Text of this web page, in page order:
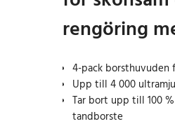
rengöring
4-pack borsthuvuden
Upp till 4 000
Tar bort upp till 100
tandborste